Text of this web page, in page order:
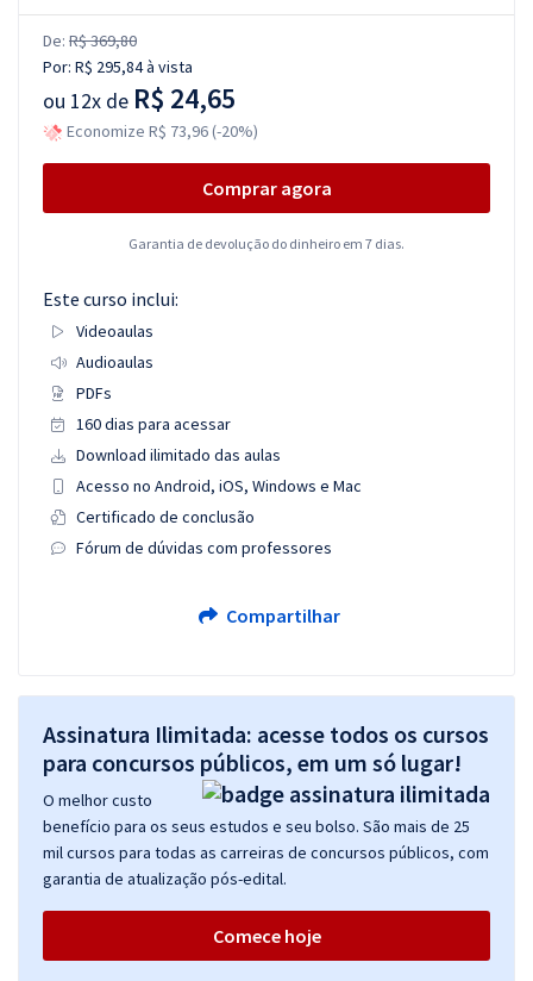
De: R$ 369,80
Por: R$ 295,84à vista
ou 12x de R$ 24,65
Economize R$ 73,96 (-20%)
Comprar agora
Garantia de devolução do dinheiro em 7 dias.
Este curso inclui:
Videoaulas
Audioaulas
PDFs
160 dias para acessar
Download ilimitado das aulas
Acesso no Android, iOS, Windows e Mac
Certificado de conclusão
Fórum de dúvidas com professores
Compartilhar
Assinatura Ilimitada: acesse todos os cursos
para concursos públicos, em um só lugar!
O melhor custo
benefício para os seus estudos e seu bolso. São mais de 25
mil cursos para todas as carreiras de concursos públicos, com
garantia de atualização pós-edital.
Comece hoje